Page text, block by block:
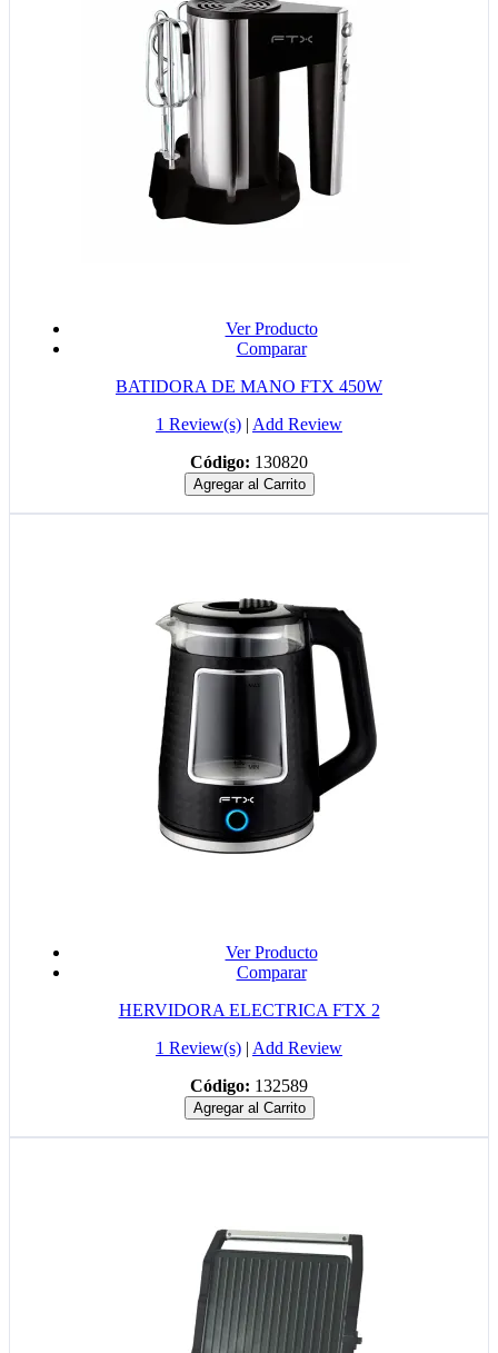
Ver Producto
Comparar
BATIDORA DE MANO FTX 450W
1 Review(s) | Add Review
Código: 130820
Agregar al Carrito
Ver Producto
Comparar
HERVIDORA ELECTRICA FTX 2
1 Review(s) | Add Review
Código: 132589
Agregar al Carrito